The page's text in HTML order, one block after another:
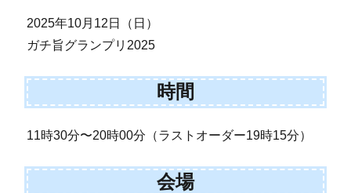
2025年10月12日（日）
ガチ旨グランプリ2025
時間
11時30分〜20時00分（ラストオーダー19時15分）
会場